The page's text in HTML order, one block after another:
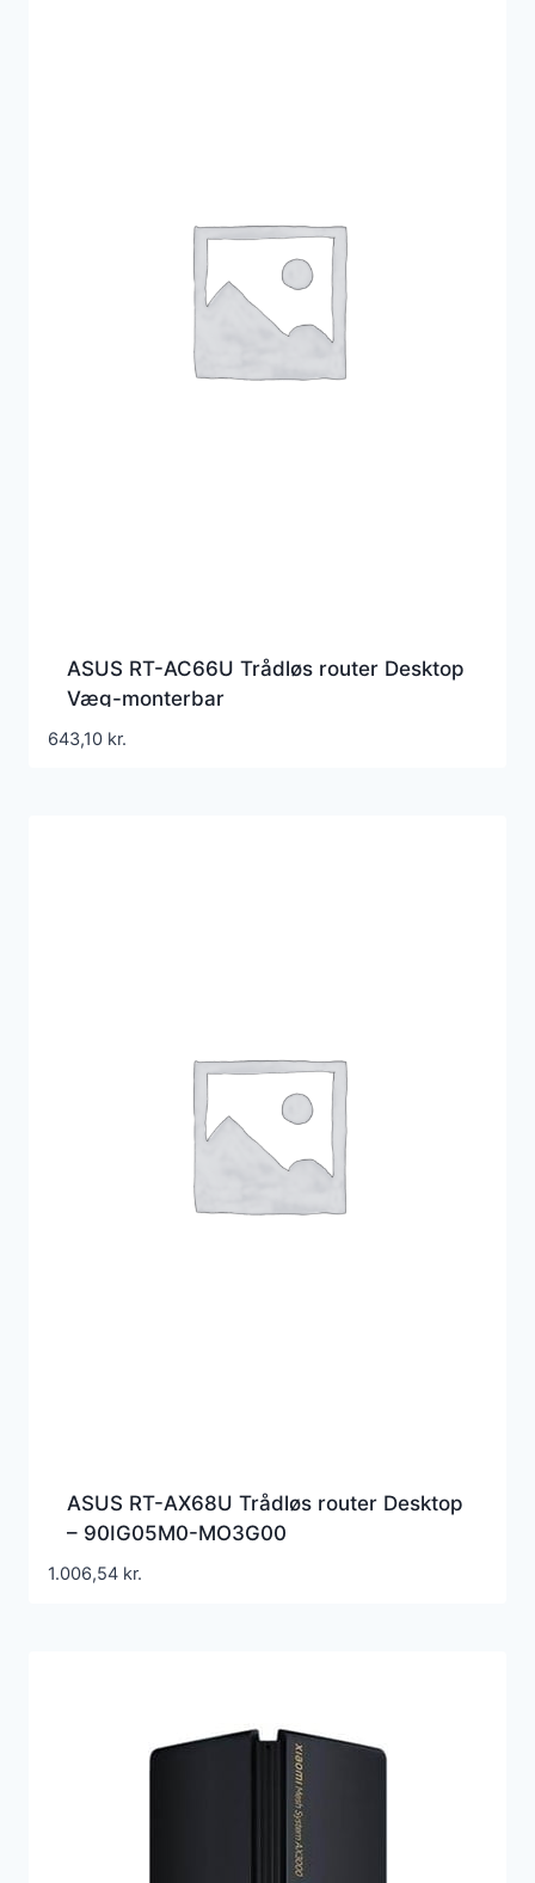
ASUS RT-AC66U Trådløs router Desktop
Væg-monterbar
643,10 kr.
ASUS RT-AX68U Trådløs router Desktop
– 90IG05M0-MO3G00
1.006,54 kr.